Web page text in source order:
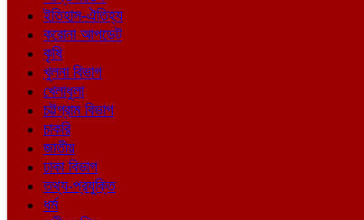
ইতিহাস-ঐতিহ্য
করোনা আপডেট
কৃষি
খুলনা বিভাগ
খেলাধুলা
চট্টগ্রাম বিভাগ
চাকরি
জাতীয়
ঢাকা বিভাগ
তথ্য-প্রযুক্তি
ধর্ম